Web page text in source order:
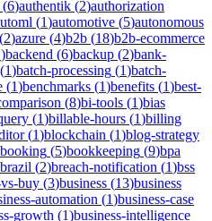
(6)authentik (2)authorization
(1)automotive (5)autonomous
2)azure (4)b2b (18)b2b-ecommerce
)backend (6)backup (2)bank-
(1)batch-processing (1)batch-
(1)benchmarks (1)benefits (1)best-
(8)bi-tools (1)bias
(1)billable-hours (1)billing
(1)blockchain (1)blog-strategy
booking (5)bookkeeping (9)bpa
brazil (2)breach-notification (1)bss
buy (3)business (13)business
automation (1)business-case
growth (1)business-intelligence